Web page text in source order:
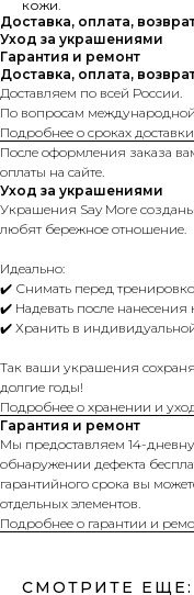
кожи.
Доставка, оплата,
Уход за украшениями
Гарантия и ремонт
Доставка, оплата,
Доставляем по всей России.
По вопросам
Подробнее о сроках
После оформления заказа
оплаты на сайте.
Уход за украшениями
Украшения Say More
любят бережное отношение.
Идеально:
✔️ Снимать перед
✔️ Надевать после
✔️ Хранить в
Так ваши украшения
долгие годы!
Подробнее о хранении и
Гарантия и ремонт
Мы предоставляем 14-
обнаружении дефекта
гарантийного срока вы
отдельных элементов.
Подробнее о гарантии и
СМОТРИТЕ ЕЩЕ: